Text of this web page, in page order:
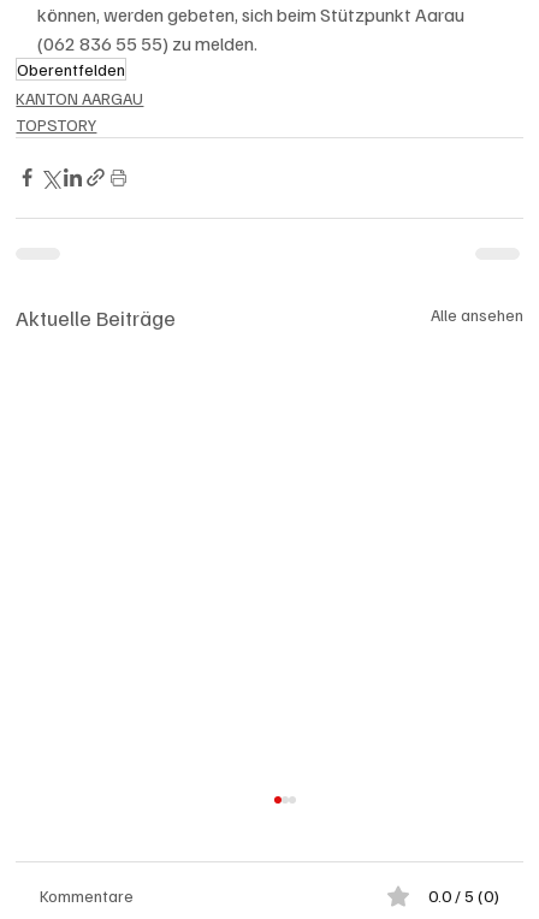
können, werden gebeten, sich beim Stützpunkt Aarau
(062 836 55 55) zu melden.
Oberentfelden
KANTON AARGAU
TOPSTORY
Aktuelle Beiträge Alle ansehen
Kommentare 0.0 / 5 (0)